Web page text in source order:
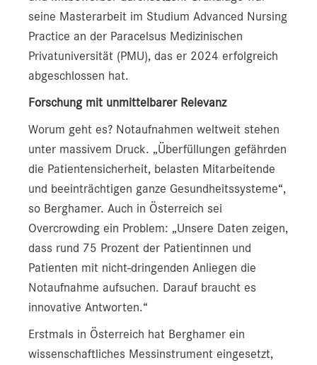
seine Masterarbeit im Studium Advanced Nursing
Practice an der Paracelsus Medizinischen
Privatuniversität (PMU), das er 2024 erfolgreich
abgeschlossen hat.
Forschung mit unmittelbarer Relevanz
Worum geht es? Notaufnahmen weltweit stehen
unter massivem Druck. „Überfüllungen gefährden
die Patientensicherheit, belasten Mitarbeitende
und beeinträchtigen ganze Gesundheitssysteme“,
so Berghamer. Auch in Österreich sei
Overcrowding ein Problem: „Unsere Daten zeigen,
dass rund 75 Prozent der Patientinnen und
Patienten mit nicht-dringenden Anliegen die
Notaufnahme aufsuchen. Darauf braucht es
innovative Antworten.“
Erstmals in Österreich hat Berghamer ein
wissenschaftliches Messinstrument eingesetzt,